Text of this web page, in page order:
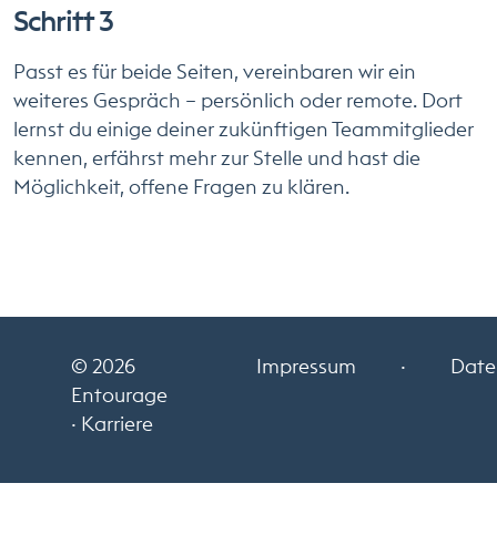
Schritt 3
Passt es für beide Seiten, vereinbaren wir ein
weiteres Gespräch – persönlich oder remote. Dort
lernst du einige deiner zukünftigen Teammitglieder
kennen, erfährst mehr zur Stelle und hast die
Möglichkeit, offene Fragen zu klären.
© 2026
Entourage
· Karriere
Impressum ·